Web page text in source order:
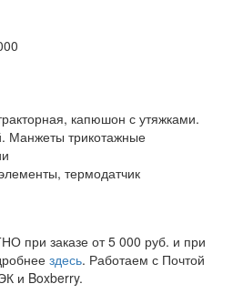
капюшон с утяжками.
Манжеты трикотажные
термодатчик
при заказе от 5 000 руб. и при
здесь. Работаем с Почтой
и Boxberry.